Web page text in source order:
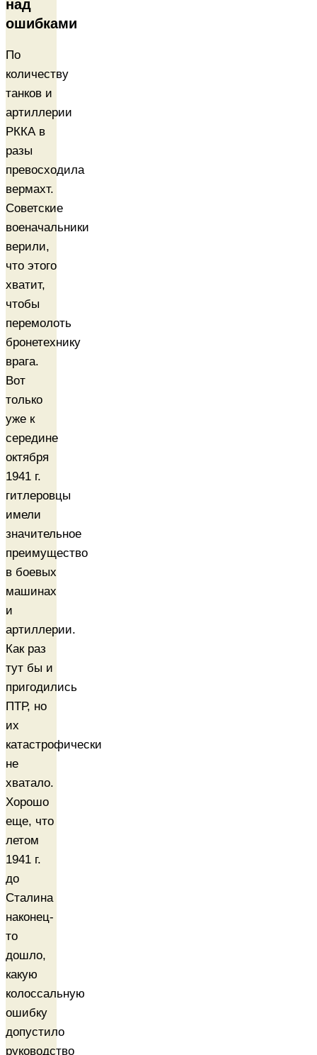
над
ошибками
По
количеству
танков и
артиллерии
РККА в
разы
превосходила
вермахт.
Советские
военачальники
верили,
что этого
хватит,
чтобы
перемолоть
бронетехнику
врага.
Вот
только
уже к
середине
октября
1941 г.
гитлеровцы
имели
значительное
преимущество
в боевых
машинах
и
артиллерии.
Как раз
тут бы и
пригодились
ПТР, но
их
катастрофически
не
хватало.
Хорошо
еще, что
летом
1941 г.
до
Сталина
наконец-
то
дошло,
какую
колоссальную
ошибку
допустило
руководство